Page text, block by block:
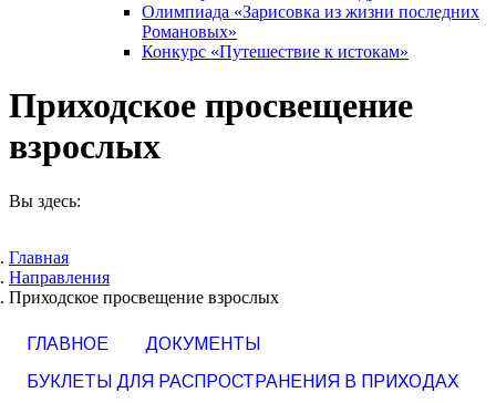
Олимпиада «Зарисовка из жизни последних
Романовых»
Конкурс «Путешествие к истокам»
Приходское просвещение
взрослых
Вы здесь:
Главная
Направления
Приходское просвещение взрослых
ГЛАВНОЕ
ДОКУМЕНТЫ
БУКЛЕТЫ ДЛЯ РАСПРОСТРАНЕНИЯ В ПРИХОДАХ